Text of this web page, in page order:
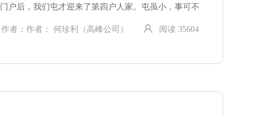
户后，我们屯才迎来了第四户人家。屯虽小，事可不
作者：作者： 何珍利（高峰公司） 阅读 35604